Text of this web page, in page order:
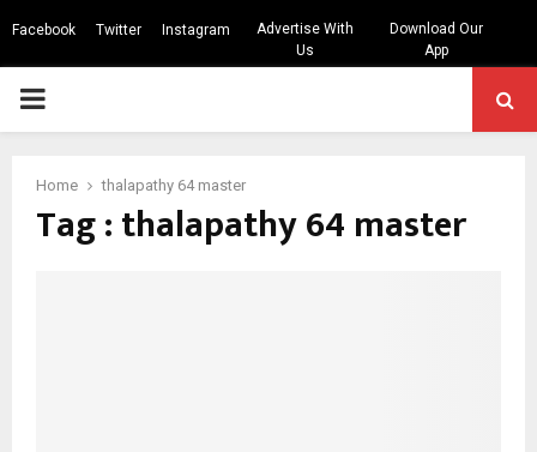
Facebook Twitter Instagram
Advertise With
Us
Download Our
App
PRIMARY
Home thalapathy 64 master
Tag : thalapathy 64 master